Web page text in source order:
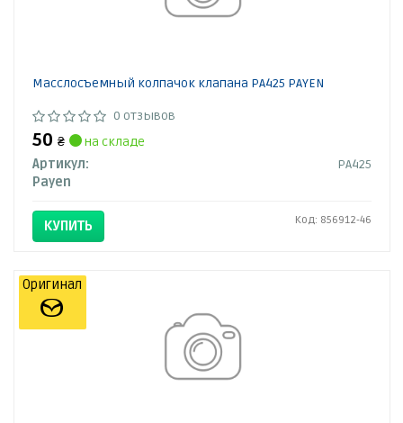
Масслосъемный колпачок клапана PA425 PAYEN
0 отзывов
50 ₴
на складе
Артикул:
PA425
Payen
КУПИТЬ Код: 856912-46
Оригинал